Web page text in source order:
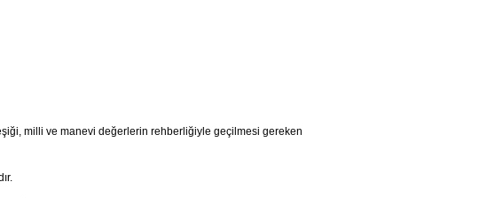
milli ve manevi değerlerin rehberliğiyle geçilmesi gereken